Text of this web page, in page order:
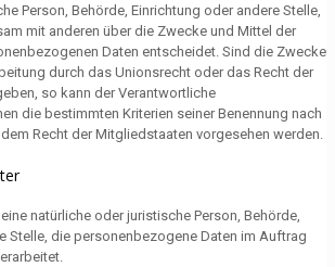
Person, Behörde, Einrichtung oder andere Stelle,
mit anderen über die Zwecke und Mittel der
Daten entscheidet. Sind die Zwecke
durch das Unionsrecht oder das Recht der
so kann der Verantwortliche
die bestimmten Kriterien seiner Benennung nach
Recht der Mitgliedstaaten vorgesehen werden.
natürliche oder juristische Person, Behörde,
Stelle, die personenbezogene Daten im Auftrag